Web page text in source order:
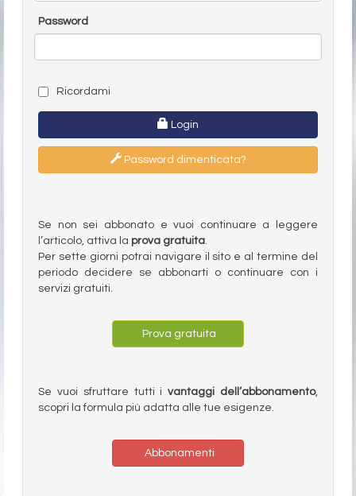
Password
Ricordami
Login
Password dimenticata?
Se non sei abbonato e vuoi continuare a leggere
l’articolo, attiva la prova gratuita.
Per sette giorni potrai navigare il sito e al termine del
periodo decidere se abbonarti o continuare con i
servizi gratuiti.
Prova gratuita
Se vuoi sfruttare tutti ivantaggi dell’abbonamento,
scopri la formula più adatta alle tue esigenze.
Abbonamenti